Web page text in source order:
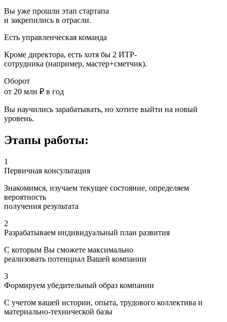
Вы уже прошли этап стартапа
и закрепились в отрасли.
Есть управленческая команда
Кроме директора, есть хотя бы 2 ИТР-
сотрудника (например, мастер+сметчик).
Оборот
от 20 млн ₽ в год
Вы научились зарабатывать, но хотите выйти на новый
уровень.
Этапы работы:
1
Первичная консультация
Знакомимся, изучаем текущее состояние, определяем
вероятность
получения результата
2
Разрабатываем индивидуальный план развития
С которым Вы сможете максимально
реализовать потенциал Вашей компании
3
Формируем убедительный образ компании
С учетом вашей истории, опыта, трудового коллектива и
материально-технической базы